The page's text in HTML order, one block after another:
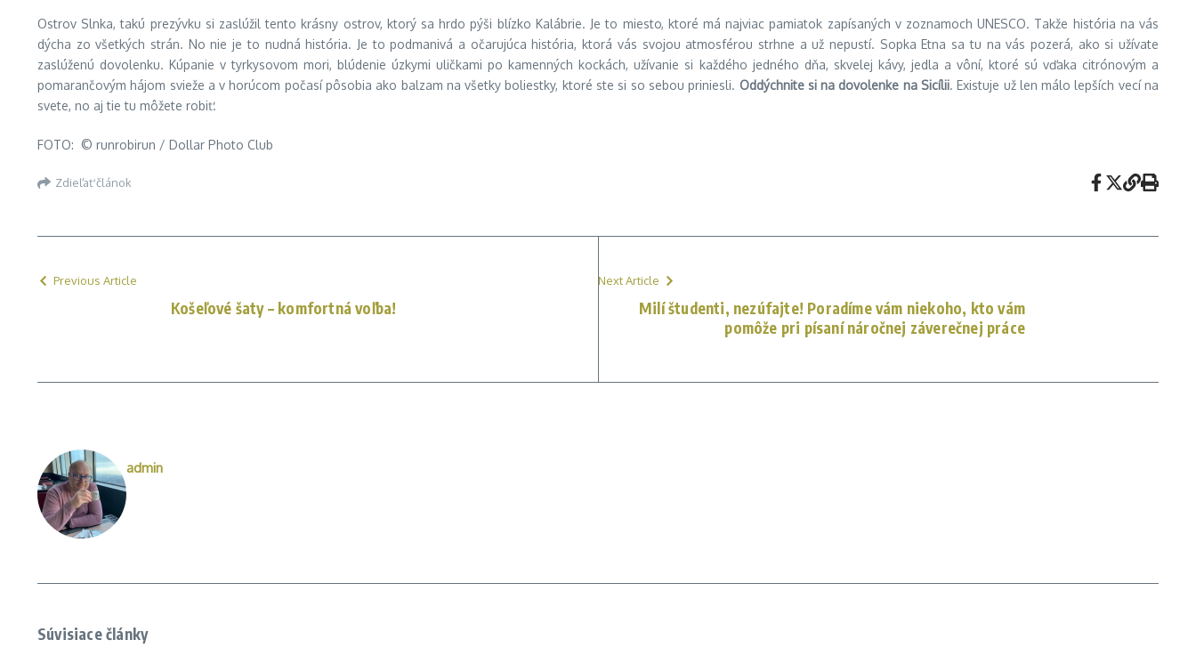
Ostrov Slnka, takú prezývku si zaslúžil tento krásny ostrov, ktorý sa hrdo pýši blízko Kalábrie. Je to miesto, ktoré má najviac pamiatok zapísaných v zoznamoch UNESCO. Takže história na vás
dýcha zo všetkých strán. No nie je to nudná história. Je to podmanivá a očarujúca história, ktorá vás svojou atmosférou strhne a už nepustí. Sopka Etna sa tu na vás pozerá, ako si užívate
zaslúženú dovolenku. Kúpanie v tyrkysovom mori, blúdenie úzkymi uličkami po kamenných kockách, užívanie si každého jedného dňa, skvelej kávy, jedla a vôní, ktoré sú vďaka citrónovým a
pomarančovým hájom svieže a v horúcom počasí pôsobia ako balzam na všetky boliestky, ktoré ste si so sebou priniesli. Oddýchnite si na dovolenke na Sicílii. Existuje už len málo lepších vecí na
svete, no aj tie tu môžete robiť.
FOTO: © runrobirun / Dollar Photo Club
Zdieľať článok
Previous Article
Košeľové šaty – komfortná voľba!
Next Article
Milí študenti, nezúfajte! Poradíme vám niekoho, kto vám
pomôže pri písaní náročnej záverečnej práce
admin
Súvisiace články